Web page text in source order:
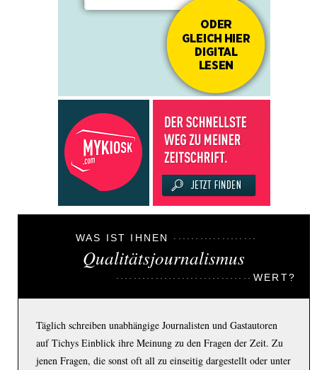
WAS IST IHNEN
Qualitätsjournalismus
WERT?
Täglich schreiben unabhängige Journalisten und Gastautoren
auf Tichys Einblick ihre Meinung zu den Fragen der Zeit. Zu
jenen Fragen, die sonst oft all zu einseitig dargestellt oder unter